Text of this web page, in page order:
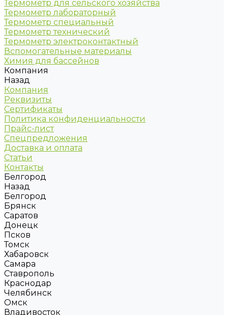
Термометр для сельского хозяйства
Термометр лабораторный
Термометр специальный
Термометр технический
Термометр электроконтактный
Вспомогательные материалы
Химия для бассейнов
Компания
Назад
Компания
Реквизиты
Сертификаты
Политика конфиденциальности
Прайс-лист
Спецпредложения
Доставка и оплата
Статьи
Контакты
Белгород
Назад
Белгород
Брянск
Саратов
Донецк
Псков
Томск
Хабаровск
Самара
Ставрополь
Краснодар
Челябинск
Омск
Владивосток